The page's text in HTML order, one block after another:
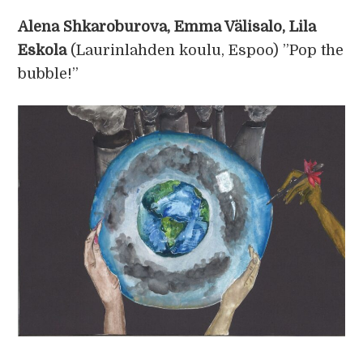
Alena Shkaroburova, Emma Välisalo, Lila
Eskola(Laurinlahden koulu, Espoo) ”Pop the
bubble!”